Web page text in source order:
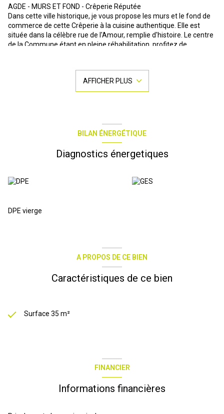
AGDE - MURS ET FOND - Crêperie Réputée
Dans cette ville historique, je vous propose les murs et le fond de
commerce de cette Crêperie à la cuisine authentique. Elle est
située dans la célèbre rue de l'Amour, remplie d'histoire. Le centre
de la Commune étant en pleine réhabilitation, profitez de
équipée, ainsi qu’une belle terrasse agréable. Le matériel est cédé
avec le fond, actuellement exploité en crêperie traditionnelle,
cette belle affaire renommée est prête à continuer à très bien
restaurant un appartement en duplex type T3 à 99.000€
Possibilité d'avoir un accompagnement et une formation par les
Contact : Alain MERLO au O6 18 O3 24 2O
AFFICHER PLUS
BILAN ÉNERGÉTIQUE
Diagnostics énergetiques
DPE vierge
A PROPOS DE CE BIEN
Caractéristiques de ce bien
Surface 35 m²
FINANCIER
Informations financières